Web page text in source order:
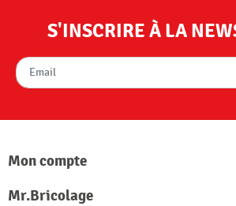
S'INSCRIRE À LA
Mon compte
Mr.Bricolage